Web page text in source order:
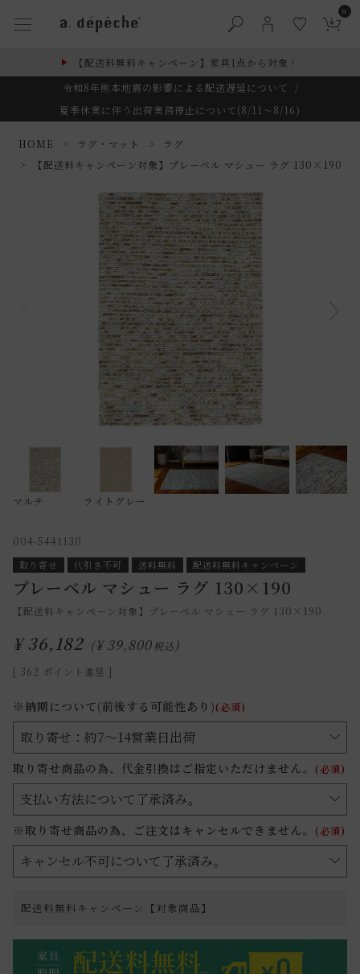
0
【配送料無料キャンペーン】家具1点から対象！
令和8年熊本地震の影響による配送遅延について
/
夏季休業に伴う出荷業務停止について(8/11～8/16)
HOME ラグ・マット
ラグ
【配送料キャンペーン対象】プレーベル マシュー ラグ 130×190
マルチ ライトグレー
004-5441130
取り寄せ 代引き不可 送料無料 配送料無料キャンペーン
プレーベル マシュー ラグ 130×190
【配送料キャンペーン対象】プレーベル マシュー ラグ 130×190
¥ 36,182 ¥ 39,800税込
[ 362 ポイント進呈 ]
※納期について(前後する可能性あり)(必須)
取り寄せ商品の為、代金引換はご指定いただけません。 (必須)
※取り寄せ商品の為、ご注文はキャンセルできません。 (必須)
配送料無料キャンペーン【対象商品】